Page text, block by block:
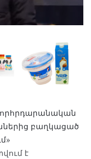
բաղկացած
է